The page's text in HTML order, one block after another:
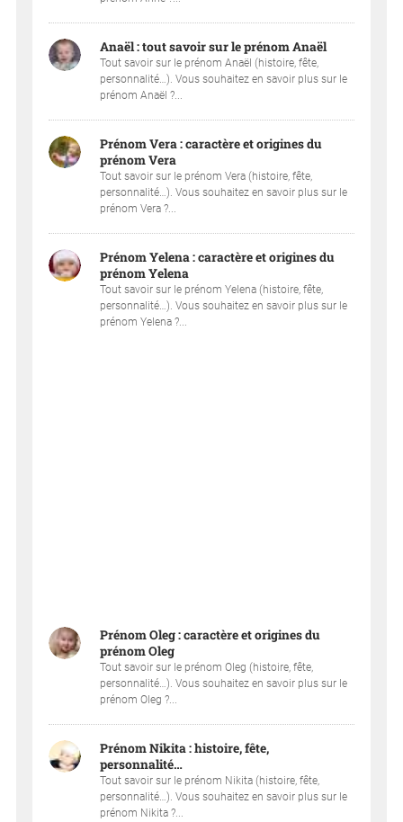
Anaël : tout savoir sur le prénom Anaël
Tout savoir sur le prénom Anaël (histoire, fête,
personnalité…). Vous souhaitez en savoir plus sur le
prénom Anaël ?...
Prénom Vera : caractère et origines du
prénom Vera
Tout savoir sur le prénom Vera (histoire, fête,
personnalité…). Vous souhaitez en savoir plus sur le
prénom Vera ?...
Prénom Yelena : caractère et origines du
prénom Yelena
Tout savoir sur le prénom Yelena (histoire, fête,
personnalité…). Vous souhaitez en savoir plus sur le
prénom Yelena ?...
Prénom Oleg : caractère et origines du
prénom Oleg
Tout savoir sur le prénom Oleg (histoire, fête,
personnalité…). Vous souhaitez en savoir plus sur le
prénom Oleg ?...
Prénom Nikita : histoire, fête,
personnalité…
Tout savoir sur le prénom Nikita (histoire, fête,
personnalité…). Vous souhaitez en savoir plus sur le
prénom Nikita ?...